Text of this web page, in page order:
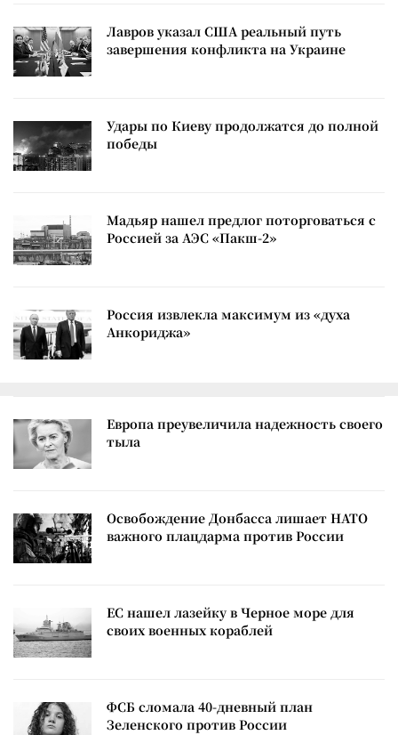
Лавров указал США реальный путь
завершения конфликта на Украине
Удары по Киеву продолжатся до полной
победы
Мадьяр нашел предлог поторговаться с
Россией за АЭС «Пакш-2»
Россия извлекла максимум из «духа
Анкориджа»
Европа преувеличила надежность своего
тыла
Освобождение Донбасса лишает НАТО
важного плацдарма против России
ЕС нашел лазейку в Черное море для
своих военных кораблей
ФСБ сломала 40-дневный план
Зеленского против России